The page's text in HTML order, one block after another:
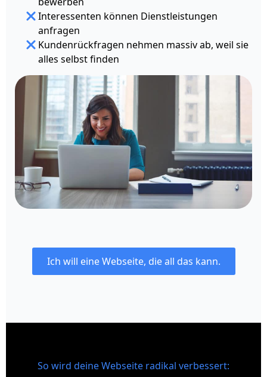
Interessenten können Dienstleistungen
anfragen
Kundenrückfragen nehmen massiv ab, weil sie
alles selbst finden
Ich will eine Webseite, die all das kann.
So wird deine Webseite radikal verbessert: